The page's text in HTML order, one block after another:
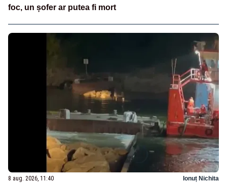
foc, un șofer ar putea fi mort
8 aug. 2026, 11:40 Ionuț Nichita